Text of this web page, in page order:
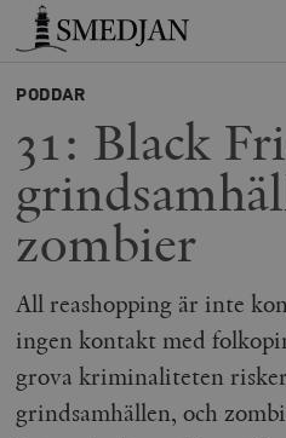
Timbro
PODDAR
31: Black
zombier
All reashopping är inte
ingen kontakt med
grova kriminaliteten
grindsamhällen, och